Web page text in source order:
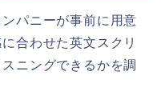
パニーが事前に用意
合わせた英文スクリ
ニングできるかを調